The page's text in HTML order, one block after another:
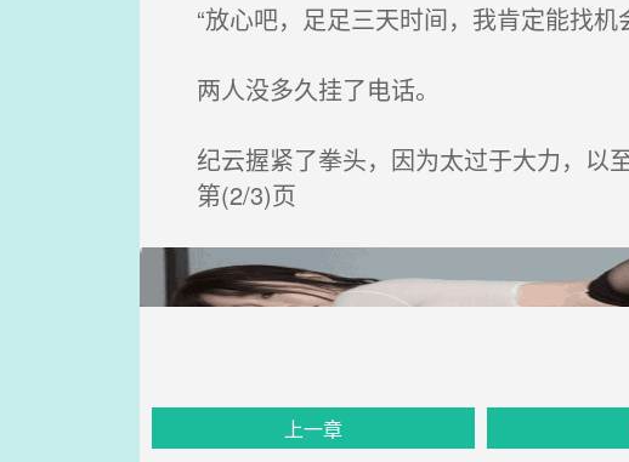
“放心吧，足足三天时间，我肯定能找机
两人没多久挂了电话。
纪云握紧了拳头，因为太过于大力，以
第(2/3)页
上一章